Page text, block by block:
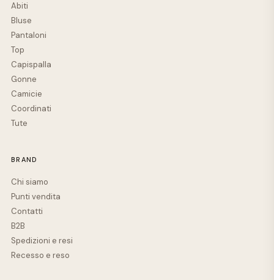
Abiti
Bluse
Pantaloni
Top
Capispalla
Gonne
Camicie
Coordinati
Tute
BRAND
Chi siamo
Punti vendita
Contatti
B2B
Spedizioni e resi
Recesso e reso